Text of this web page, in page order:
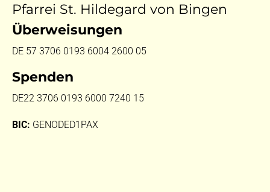
Pfarrei St. Hildegard von Bingen
Überweisungen
DE 57 3706 0193 6004 2600 05
Spenden
DE22 3706 0193 6000 7240 15
BIC: GENODED1PAX